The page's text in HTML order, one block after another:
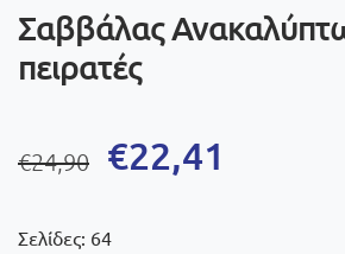
Σαββάλας
πειρατές
€24,90
Original
was:
€22,41
τιμή
Σελίδες: 64